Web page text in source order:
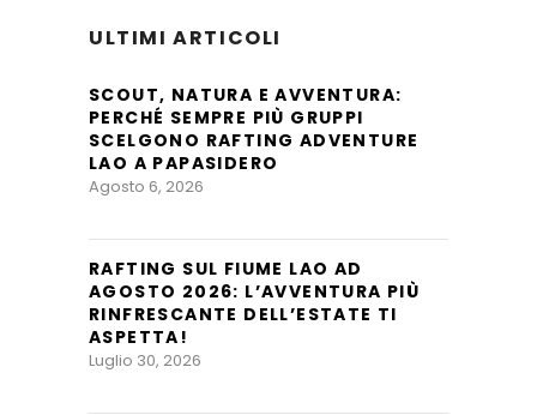
ULTIMI ARTICOLI
SCOUT, NATURA E AVVENTURA:
PERCHÉ SEMPRE PIÙ GRUPPI
SCELGONO RAFTING ADVENTURE
LAO A PAPASIDERO
Agosto 6, 2026
RAFTING SUL FIUME LAO AD
AGOSTO 2026: L’AVVENTURA PIÙ
RINFRESCANTE DELL’ESTATE TI
ASPETTA!
Luglio 30, 2026